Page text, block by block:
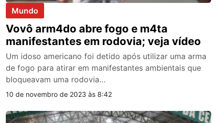
Mundo
Vovô arm4do abre fogo e m4ta
manifestantes em rodovia; veja vídeo
Um idoso americano foi detido após utilizar uma arma
de fogo para atirar em manifestantes ambientais que
bloqueavam uma rodovia…
10 de novembro de 2023 às 8:42